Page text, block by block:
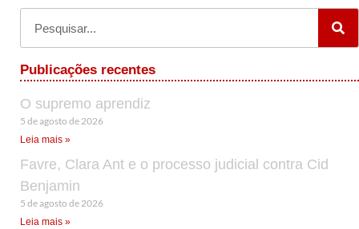
Publicações recentes
O supremo aprendiz
5 de agosto de 2026
Leia mais »
Favre, Clara Ant e o processo judicial contra Cid
Benjamin
5 de agosto de 2026
Leia mais »